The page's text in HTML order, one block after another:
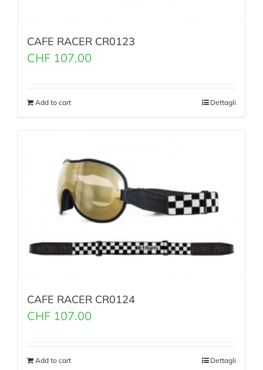
CAFE RACER CR0123
CHF 107.00
Add to cart Dettagli
CAFE RACER CR0124
CHF 107.00
Add to cart Dettagli